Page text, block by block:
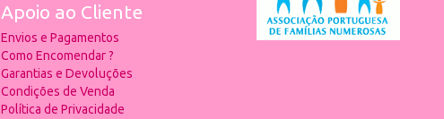
Apoio ao Cliente
Envios e Pagamentos
Como Encomendar ?
Garantias e Devoluções
Condições de Venda
Política de Privacidade